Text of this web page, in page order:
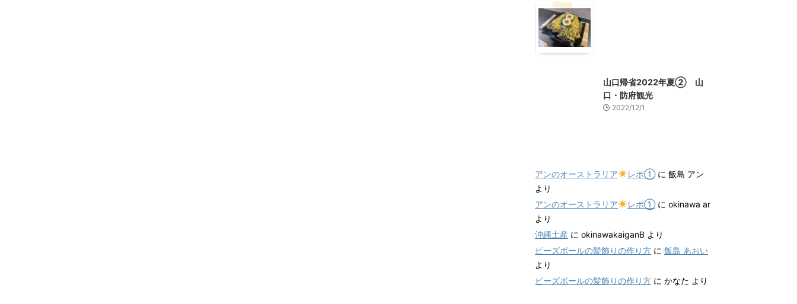
山口帰省2022年夏② 山
口・防府観光
2022/12/1
アンのオーストラリア レポ①に 飯島 アン
より
アンのオーストラリア
レポ①に okinawa ar
より
沖縄土産 に okinawakaiganB より
ビーズボールの髪飾りの作り方 に 飯島 あおい
より
ビーズボールの髪飾りの作り方 に かなた より